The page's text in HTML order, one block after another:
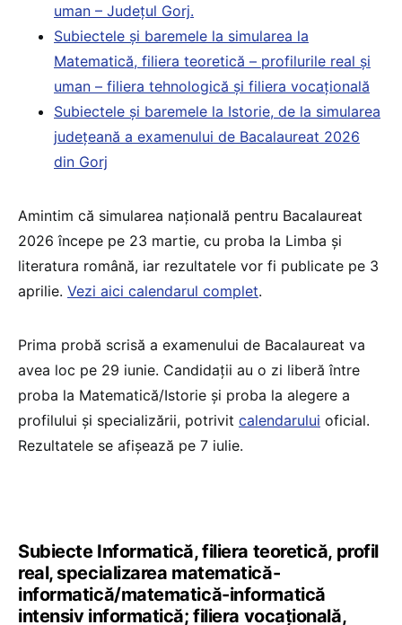
uman – Județul Gorj.
Subiectele și baremele la simularea la
Matematică, filiera teoretică – profilurile real și
uman – filiera tehnologică și filiera vocațională
Subiectele și baremele la Istorie, de la simularea
județeană a examenului de Bacalaureat 2026
din Gorj
Amintim că simularea națională pentru Bacalaureat
2026 începe pe 23 martie, cu proba la Limba și
literatura română, iar rezultatele vor fi publicate pe 3
aprilie. Vezi aici calendarul complet.
Prima probă scrisă a examenului de Bacalaureat va
avea loc pe 29 iunie. Candidații au o zi liberă între
proba la Matematică/Istorie și proba la alegere a
profilului și specializării, potrivit calendarului oficial.
Rezultatele se afișează pe 7 iulie.
Subiecte Informatică, filiera teoretică, profil
real, specializarea matematică-
informatică/matematică-informatică
intensiv informatică; filiera vocațională,